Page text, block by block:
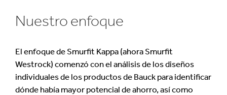
Nuestro enfoque
El enfoque de Smurfit Kappa (ahora Smurfit
Westrock) comenzó con el análisis de los diseños
individuales de los productos de Bauck para identificar
dónde había mayor potencial de ahorro, así como